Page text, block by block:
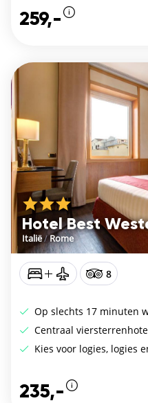
259,-
Hotel Best
Italië/Rome
8
Op slechts 17 minuten
Centraal
Kies voor logies, logies
235,-